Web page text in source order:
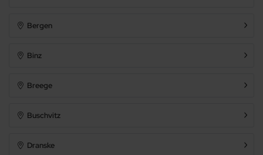
Bergen
Binz
Breege
Buschvitz
Dranske